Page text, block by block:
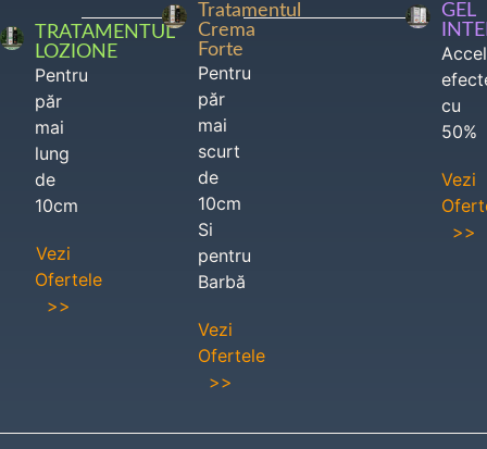
TRATAMENTUL
LOZIONE
Pentru
păr
mai
lung
de
10cm
Vezi
Ofertele
>>
Tratamentul
Crema
Forte
Pentru
păr
mai
scurt
de
10cm
Si
pentru
Barbă
Vezi
Ofertele
>>
GEL
cu
50%
Vezi
>>